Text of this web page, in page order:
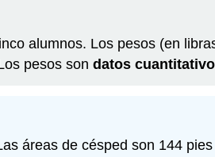
alumnos. Los pesos (en
pesos son datos
áreas de césped son 144